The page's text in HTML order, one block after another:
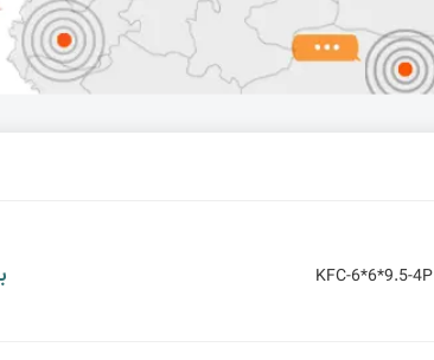
KFC-6*6*9.5-4P